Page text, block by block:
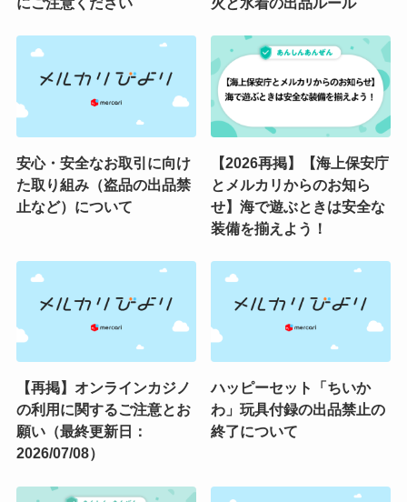
安心・安全なお取引に向け
た取り組み（盗品の出品禁
止など）について
【2026再掲】【海上保安庁
とメルカリからのお知ら
せ】海で遊ぶときは安全な
装備を揃えよう！
【再掲】オンラインカジノ
の利用に関するご注意とお
願い（最終更新日：
2026/07/08）
ハッピーセット「ちいか
わ」玩具付録の出品禁止の
終了について